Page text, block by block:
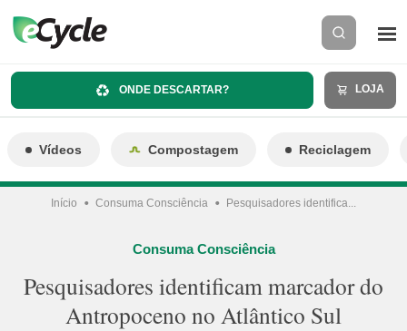
ONDE DESCARTAR? LOJA
Vídeos Compostagem Reciclagem
Início Consuma Consciência Pesquisadores identifica...
Consuma Consciência
Pesquisadores identificam marcador do
Antropoceno no Atlântico Sul